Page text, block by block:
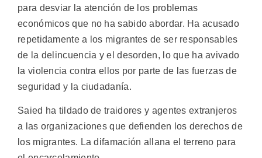
para desviar la atención de los problemas
económicos que no ha sabido abordar. Ha acusado
repetidamente a los migrantes de ser responsables
de la delincuencia y el desorden, lo que ha avivado
la violencia contra ellos por parte de las fuerzas de
seguridad y la ciudadanía.
Saied ha tildado de traidores y agentes extranjeros
a las organizaciones que defienden los derechos de
los migrantes. La difamación allana el terreno para